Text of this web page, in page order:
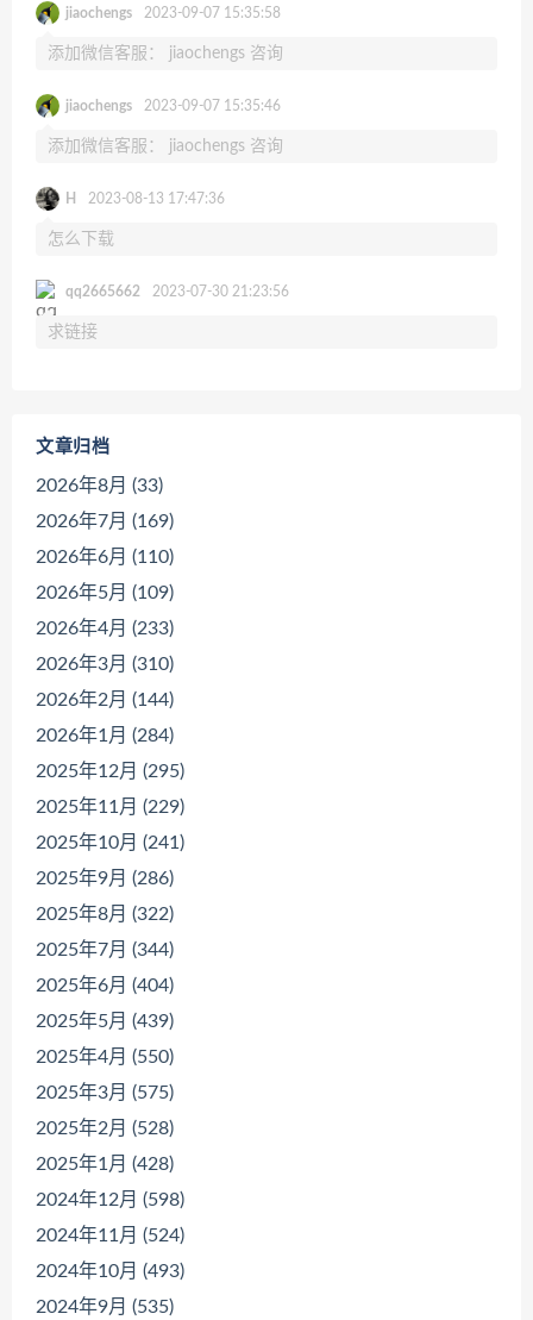
jiaochengs 2023-09-07 15:35:58
添加微信客服： jiaochengs 咨询
jiaochengs 2023-09-07 15:35:46
添加微信客服： jiaochengs 咨询
H 2023-08-13 17:47:36
怎么下载
qq2665662 2023-07-30 21:23:56
求链接
文章归档
2026年8月 (33)
2026年7月 (169)
2026年6月 (110)
2026年5月 (109)
2026年4月 (233)
2026年3月 (310)
2026年2月 (144)
2026年1月 (284)
2025年12月 (295)
2025年11月 (229)
2025年10月 (241)
2025年9月 (286)
2025年8月 (322)
2025年7月 (344)
2025年6月 (404)
2025年5月 (439)
2025年4月 (550)
2025年3月 (575)
2025年2月 (528)
2025年1月 (428)
2024年12月 (598)
2024年11月 (524)
2024年10月 (493)
2024年9月 (535)